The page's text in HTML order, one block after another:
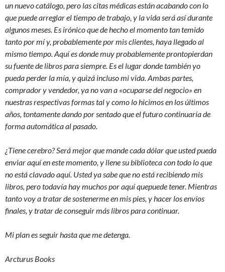
un nuevo catálogo, pero las citas médicas estánacabando con lo
que puede arreglar el tiempo de trabajo, y la vida será así durante
algunos meses. Es irónico que de hecho el momento tan temido
tanto por mí y, probablemente pormis clientes, haya llegado al
mismo tiempo. Aquí es donde muy probablemente prontopierdan
su fuente de libros para siempre. Es el lugar donde también yo
pueda perder la mía, y quizá incluso mi vida. Ambas partes,
comprador y vendedor, ya no van a «ocuparse del negocio» en
nuestras respectivas formas tal y como lo hicimos en los últimos
años, tontamente dando por sentado que el futuro continuaría de
forma automática al pasado.
¿Tiene cerebro? Será mejor que mande cada dólar que usted pueda
enviar aquí en este momento, y llene su biblioteca con todo lo que
no está clavado aquí. Usted ya sabe que noestá recibiendo mis
libros, pero todavía hay muchos por aquí quepuede tener. Mientras
tanto voy a tratar de sostenerme en mis pies, y hacer los envíos
finales, y tratar de conseguir más libros para continuar.
Mi plan esseguir hasta que me detenga.
Arcturus Books